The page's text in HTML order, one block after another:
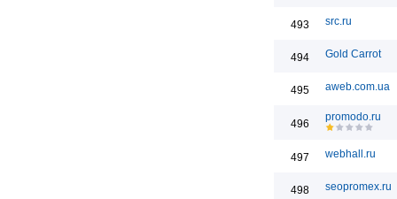
493 src.ru
494 Gold Carrot
495 aweb.com.ua
496
promodo.ru
497 webhall.ru
498 seopromex.ru